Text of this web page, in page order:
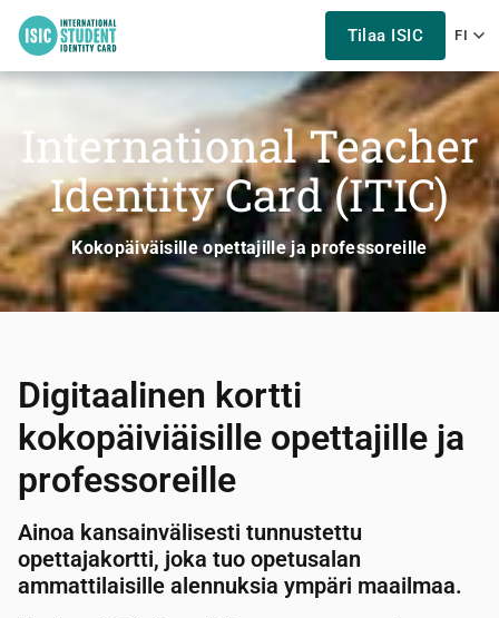
Tilaa ISIC FI
International Teacher
Identity Card (ITIC)
Kokopäiväisille opettajille ja professoreille
Digitaalinen kortti
kokopäiviäisille opettajille ja
professoreille
Ainoa kansainvälisesti tunnustettu
opettajakortti, joka tuo opetusalan
ammattilaisille alennuksia ympäri maailmaa.